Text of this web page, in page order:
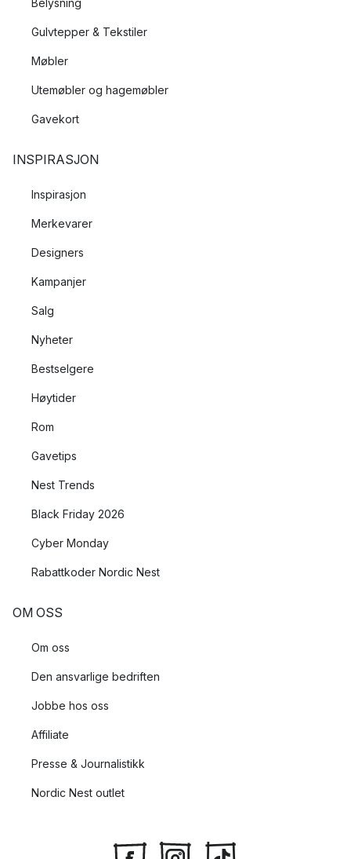
Belysning
Gulvtepper & Tekstiler
Møbler
Utemøbler og hagemøbler
Gavekort
INSPIRASJON
Inspirasjon
Merkevarer
Designers
Kampanjer
Salg
Nyheter
Bestselgere
Høytider
Rom
Gavetips
Nest Trends
Black Friday 2026
Cyber Monday
Rabattkoder Nordic Nest
OM OSS
Om oss
Den ansvarlige bedriften
Jobbe hos oss
Affiliate
Presse & Journalistikk
Nordic Nest outlet